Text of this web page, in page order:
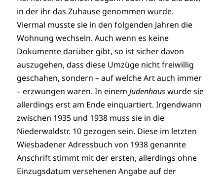
in der ihr das Zuhause genommen wurde.
Viermal musste sie in den folgenden Jahren die
Wohnung wechseln. Auch wenn es keine
Dokumente darüber gibt, so ist sicher davon
auszugehen, dass diese Umzüge nicht freiwillig
geschahen, sondern – auf welche Art auch immer
– erzwungen waren. In einemJudenhauswurde sie
allerdings erst am Ende einquartiert. Irgendwann
zwischen 1935 und 1938 muss sie in die
Niederwaldstr. 10 gezogen sein. Diese im letzten
Wiesbadener Adressbuch von 1938 genannte
Anschrift stimmt mit der ersten, allerdings ohne
Einzugsdatum versehenen Angabe auf der